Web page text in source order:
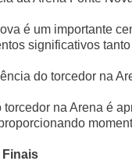
é um importante
significativos
do torcedor na
na Arena é